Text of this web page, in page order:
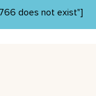
does not exist"]